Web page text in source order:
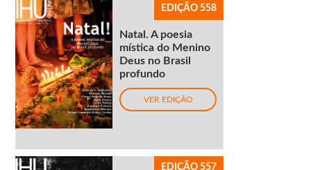
EDIÇÃO 558
Natal. A poesia
mística do Menino
Deus no Brasil
profundo
VER EDIÇÃO
EDIÇÃO 557